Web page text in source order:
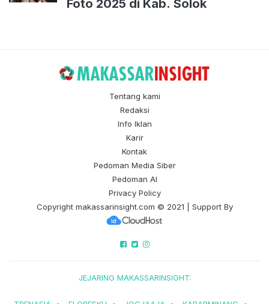
Foto 2025 di Kab. Solok
Tentang kami
Redaksi
Info Iklan
Karir
Kontak
Pedoman Media Siber
Pedoman AI
Privacy Policy
Copyright makassarinsight.com © 2021 | Support By
JEJARING MAKASSARINSIGHT: